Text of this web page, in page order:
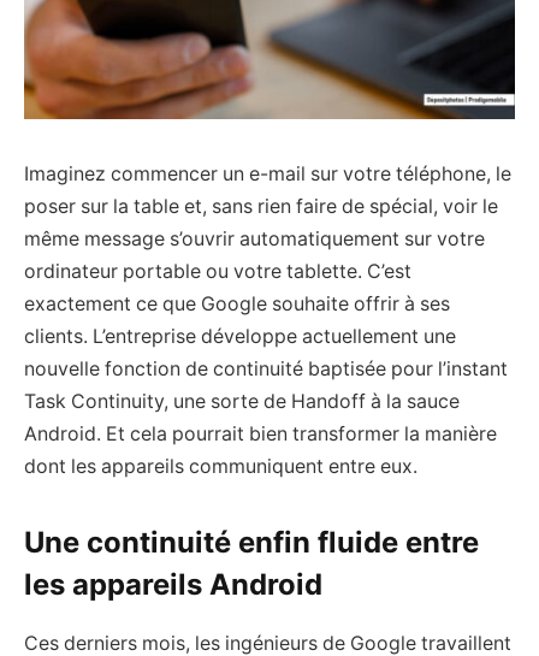
Imaginez commencer un e-mail sur votre téléphone, le
poser sur la table et, sans rien faire de spécial, voir le
même message s’ouvrir automatiquement sur votre
ordinateur portable ou votre tablette. C’est
exactement ce que Google souhaite offrir à ses
clients. L’entreprise développe actuellement une
nouvelle fonction de continuité baptisée pour l’instant
Task Continuity, une sorte de Handoff à la sauce
Android. Et cela pourrait bien transformer la manière
dont les appareils communiquent entre eux.
Une continuité enfin fluide entre
les appareils Android
Ces derniers mois, les ingénieurs de Google travaillent